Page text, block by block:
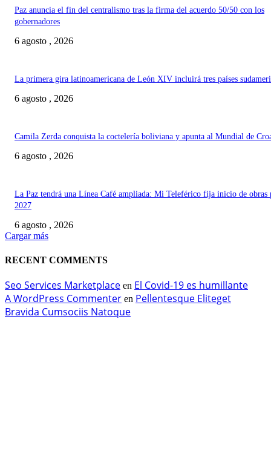
Paz anuncia el fin del centralismo tras la firma del acuerdo 50/50 con los
gobernadores
6 agosto , 2026
La primera gira latinoamericana de León XIV incluirá tres países
6 agosto , 2026
Camila Zerda conquista la coctelería boliviana y apunta al Mundial de
6 agosto , 2026
La Paz tendrá una Línea Café ampliada: Mi Teleférico fija inicio de obras
2027
6 agosto , 2026
Cargar más
RECENT COMMENTS
Seo Services Marketplace en El Covid-19 es humillante
A WordPress Commenter en Pellentesque Eliteget
Bravida Cumsociis Natoque